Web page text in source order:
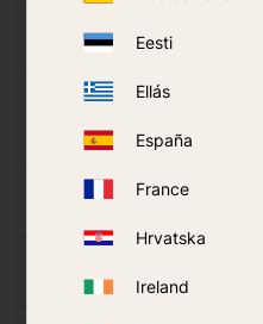
Eesti
Ellás
España
France
Hrvatska
Ireland
Ar uodų gaudyklė gali
Kurią SND talpą reikėtų
gaudyklės?
Ar reikia kruopščiai